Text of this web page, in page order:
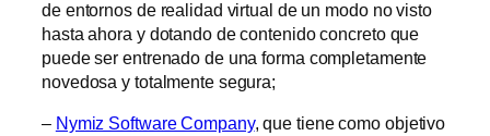
de entornos de realidad virtual de un modo no visto
hasta ahora y dotando de contenido concreto que
puede ser entrenado de una forma completamente
novedosa y totalmente segura;
– Nymiz Software Company, que tiene como objetivo